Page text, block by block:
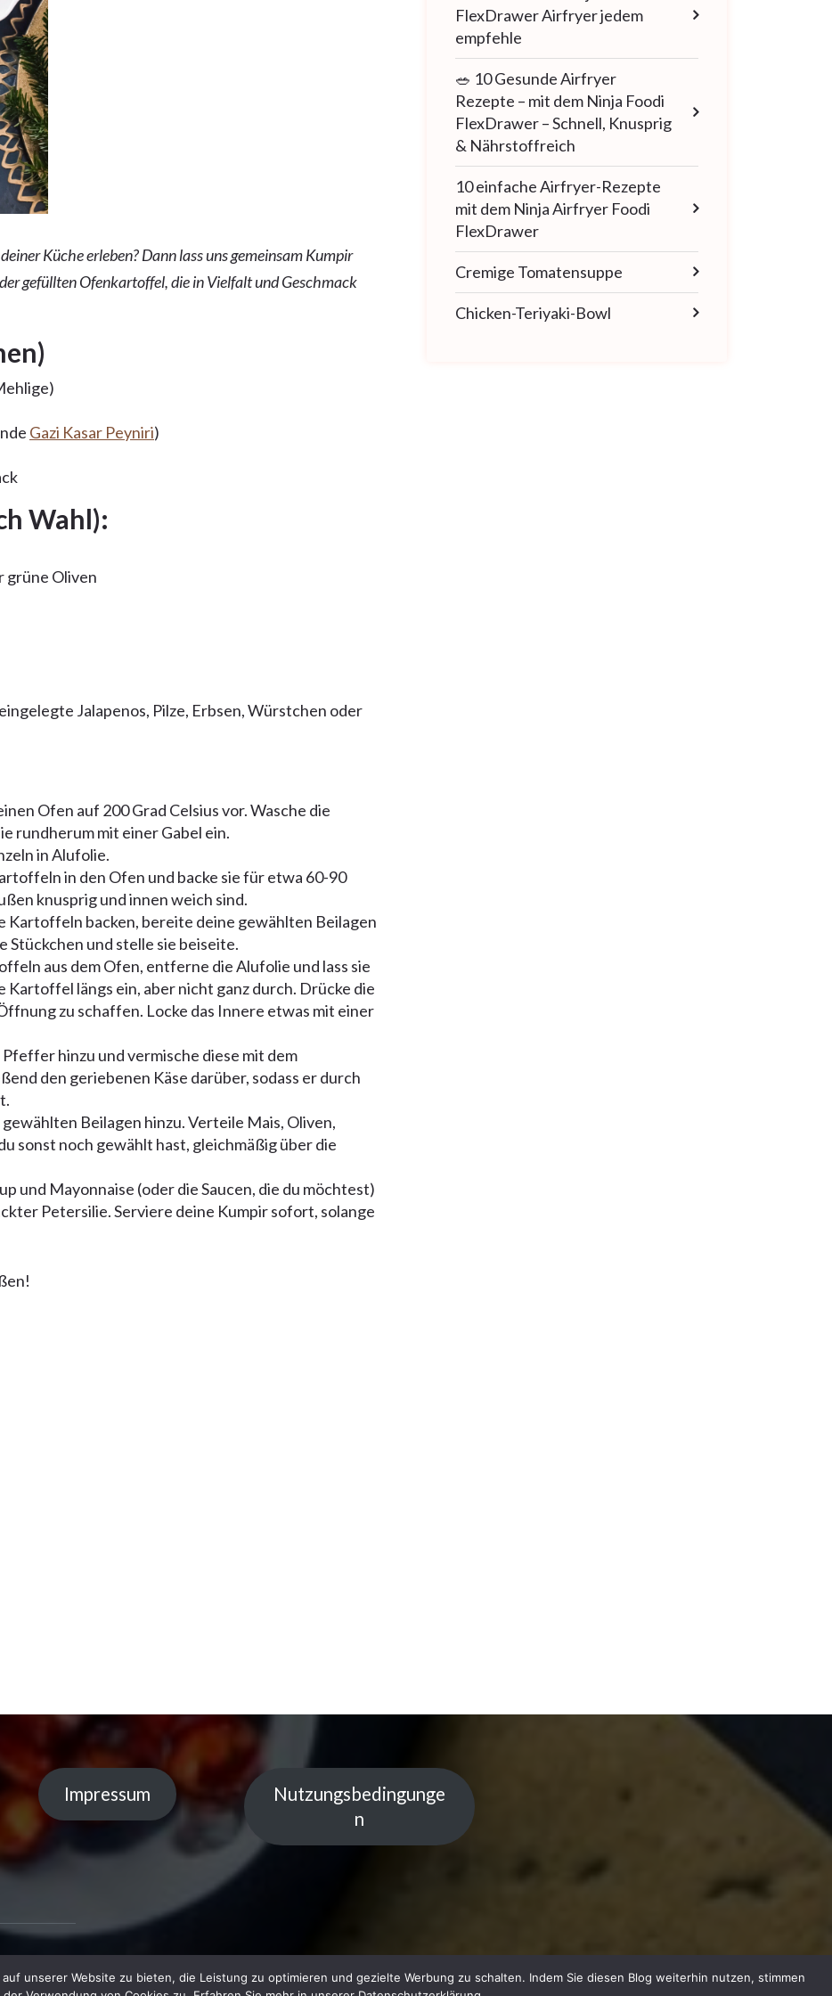
Küche erleben? Dann lass uns gemeinsam Kumpir
gefüllten Ofenkartoffel, die in Vielfalt und Geschmack
Gazi Kasar Peyniri)
Wahl):
grüne Oliven
Jalapenos, Pilze, Erbsen, Würstchen oder
Ofen auf 200 Grad Celsius vor. Wasche die
rundherum mit einer Gabel ein.
in Alufolie.
in den Ofen und backe sie für etwa 60-90
knusprig und innen weich sind.
Kartoffeln backen, bereite deine gewählten Beilagen
Stückchen und stelle sie beiseite.
aus dem Ofen, entferne die Alufolie und lass sie
Kartoffel längs ein, aber nicht ganz durch. Drücke die
zu schaffen. Locke das Innere etwas mit einer
Pfeffer hinzu und vermische diese mit dem
den geriebenen Käse darüber, sodass er durch
gewählten Beilagen hinzu. Verteile Mais, Oliven,
sonst noch gewählt hast, gleichmäßig über die
und Mayonnaise (oder die Saucen, die du möchtest)
Petersilie. Serviere deine Kumpir sofort, solange
FlexDrawer Airfryer jedem
empfehle
🥗 10 Gesunde Airfryer
Rezepte – mit dem Ninja Foodi
FlexDrawer – Schnell, Knusprig
& Nährstoffreich
10 einfache Airfryer-Rezepte
mit dem Ninja Airfryer Foodi
FlexDrawer
Cremige Tomatensuppe
Chicken-Teriyaki-Bowl
Impressum
Nutzungsbedingunge
n
by
unserer Website zu bieten, die Leistung zu optimieren und gezielte Werbung zu schalten. Indem Sie diesen Blog weiterhin nutzen, stimmen